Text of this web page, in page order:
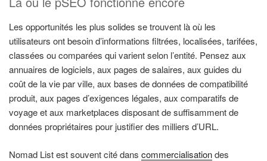
Les opportunités les plus solides se trouvent là où les
utilisateurs ont besoin d’informations filtrées, localisées, tarifées,
classées ou comparées qui varient selon l’entité. Pensez aux
annuaires de logiciels, aux pages de salaires, aux guides du
coût de la vie par ville, aux bases de données de compatibilité
produit, aux pages d’exigences légales, aux comparatifs de
voyage et aux marketplaces disposant de suffisamment de
données propriétaires pour justifier des milliers d’URL.
Nomad List est souvent cité dans commercialisationdes